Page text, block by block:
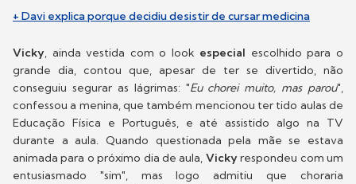
+ Davi explica porque decidiu desistir de cursar medicina
Vicky, ainda vestida com o look especial escolhido para o
grande dia, contou que, apesar de ter se divertido, não
conseguiu segurar as lágrimas: "Eu chorei muito, mas parou",
confessou a menina, que também mencionou ter tido aulas de
Educação Física e Português, e até assistido algo na TV
durante a aula. Quando questionada pela mãe se estava
animada para o próximo dia de aula, Vickyrespondeu com um
entusiasmado "sim", mas logo admitiu que choraria